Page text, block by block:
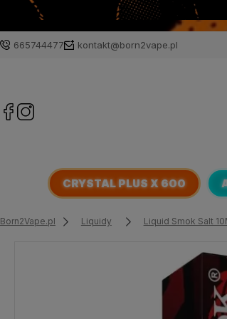
665744477 kontakt@born2vape.pl
CRYSTAL PLUS X 600
Born2Vape.pl Liquidy Liquid Smok Salt